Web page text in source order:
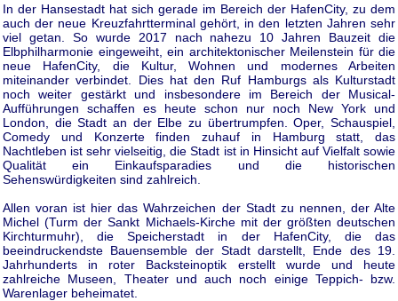
In der Hansestadt hat sich gerade im Bereich der HafenCity, zu dem
auch der neue Kreuzfahrtterminal gehört, in den letzten Jahren sehr
viel getan. So wurde 2017 nach nahezu 10 Jahren Bauzeit die
Elbphilharmonie eingeweiht, ein architektonischer Meilenstein für die
neue HafenCity, die Kultur, Wohnen und modernes Arbeiten
miteinander verbindet. Dies hat den Ruf Hamburgs als Kulturstadt
noch weiter gestärkt und insbesondere im Bereich der Musical-
Aufführungen schaffen es heute schon nur noch New York und
London, die Stadt an der Elbe zu übertrumpfen. Oper, Schauspiel,
Comedy und Konzerte finden zuhauf in Hamburg statt, das
Nachtleben ist sehr vielseitig, die Stadt ist in Hinsicht auf Vielfalt sowie
Qualität ein Einkaufsparadies und die historischen
Sehenswürdigkeiten sind zahlreich.
Allen voran ist hier das Wahrzeichen der Stadt zu nennen, der Alte
Michel (Turm der Sankt Michaels-Kirche mit der größten deutschen
Kirchturmuhr), die Speicherstadt in der HafenCity, die das
beeindruckendste Bauensemble der Stadt darstellt, Ende des 19.
Jahrhunderts in roter Backsteinoptik erstellt wurde und heute
zahlreiche Museen, Theater und auch noch einige Teppich- bzw.
Warenlager beheimatet.